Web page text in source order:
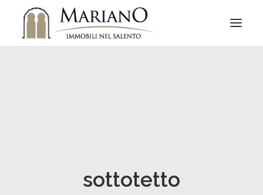
sottotetto